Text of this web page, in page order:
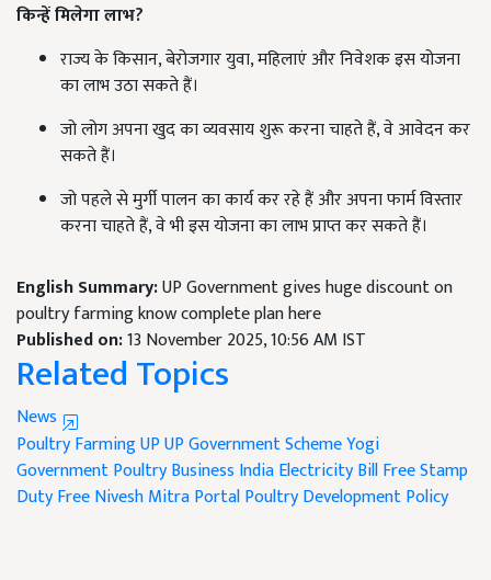
किन्हें मिलेगा लाभ?
राज्य के किसान, बेरोजगार युवा, महिलाएं और निवेशक इस योजना
का लाभ उठा सकते हैं।
जो लोग अपना खुद का व्यवसाय शुरू करना चाहते हैं, वे आवेदन कर
सकते हैं।
जो पहले से मुर्गी पालन का कार्य कर रहे हैं और अपना फार्म विस्तार
करना चाहते हैं, वे भी इस योजना का लाभ प्राप्त कर सकते हैं।
English Summary:UP Government gives huge discount on
poultry farming know complete plan here
Published on:13 November 2025, 10:56 AM IST
Related Topics
News
Poultry Farming UPUP Government SchemeYogi
GovernmentPoultry Business IndiaElectricity Bill FreeStamp
Duty FreeNivesh Mitra PortalPoultry Development Policy